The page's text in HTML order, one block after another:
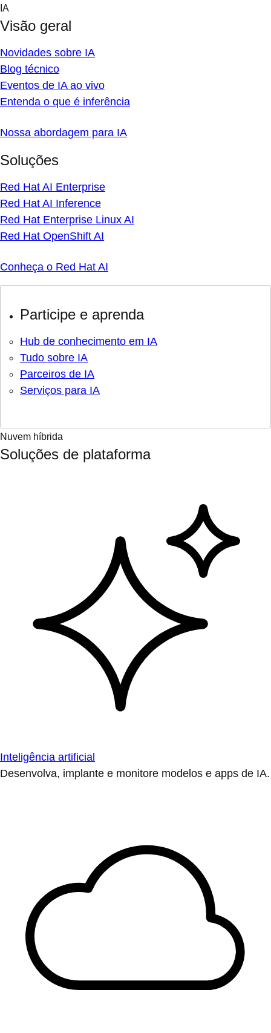
Skip
content
IA
Visão geral
Novidades sobre IA
Blog técnico
Eventos de IA ao vivo
Entenda o que é inferência
Nossa abordagem para IA
Soluções
Red Hat AI Enterprise
Red Hat AI Inference
Red Hat Enterprise Linux AI
Red Hat OpenShift AI
Conheça o Red Hat AI
Participe e aprenda
Hub de conhecimento em IA
Tudo sobre IA
Parceiros de IA
Serviços para IA
Nuvem híbrida
Soluções de plataforma
Inteligência artificial
Desenvolva, implante e monitore modelos e apps de IA.